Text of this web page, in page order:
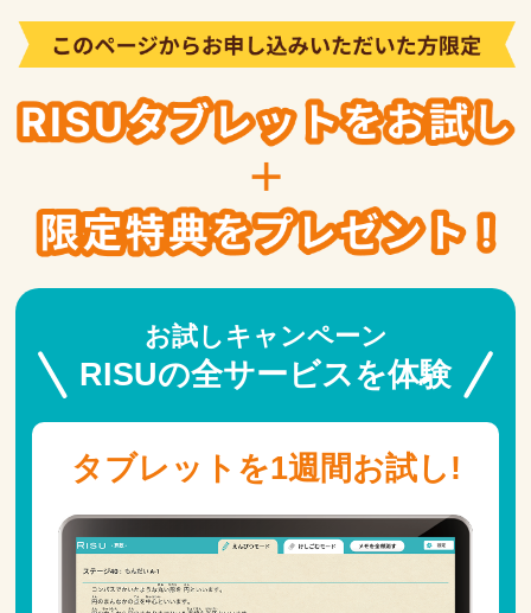
お試しキャンペーン
RISUの全サービスを体験
タブレットを1週間お試し!